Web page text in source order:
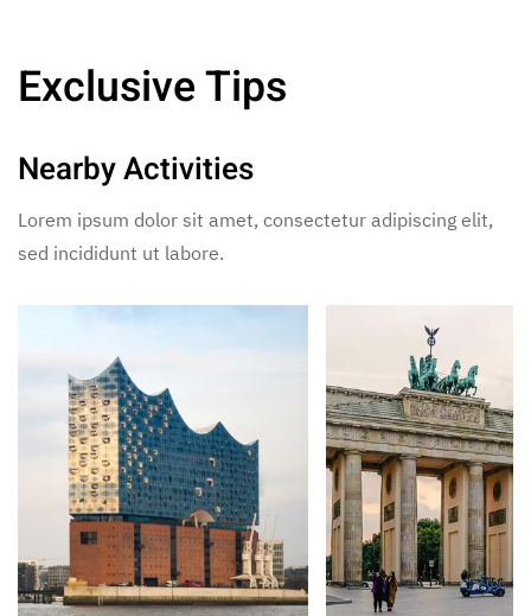
Exclusive Tips
Nearby Activities
Lorem ipsum dolor sit amet, consectetur adipiscing elit,
sed incididunt ut labore.